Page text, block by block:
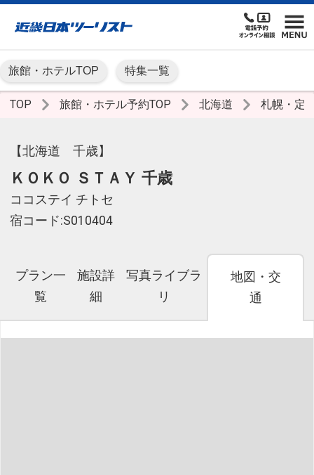
旅館・ホテルTOP 特集一覧
TOP 旅館・ホテル予約TOP 北海道 札幌・定
【北海道 千歳】
ＫＯＫＯ ＳＴＡＹ 千歳
ココステイ チトセ
宿コード:S010404
プラン一
覧
施設詳
細
写真ライブラ
リ
地図・交
通